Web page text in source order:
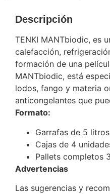
Descripción
TENKI MANTbiodic, es
calefacción,
formación de una
MANTbiodic, está
lodos, fango y materia
anticongelantes que
Formato:
Garrafas de 5
Cajas de 4
Pallets completos
Advertencias
Las sugerencias y